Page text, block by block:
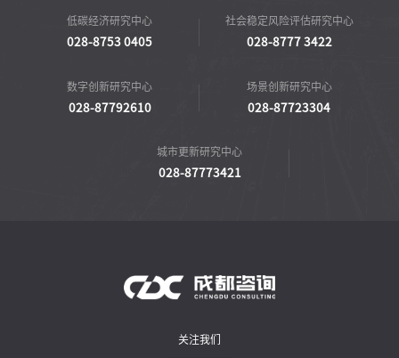
低碳经济研究中心
028-8753 0405
社会稳定风险评估研究中心
028-8777 3422
数字创新研究中心
028-87792610
场景创新研究中心
028-87723304
城市更新研究中心
028-87773421
关注我们